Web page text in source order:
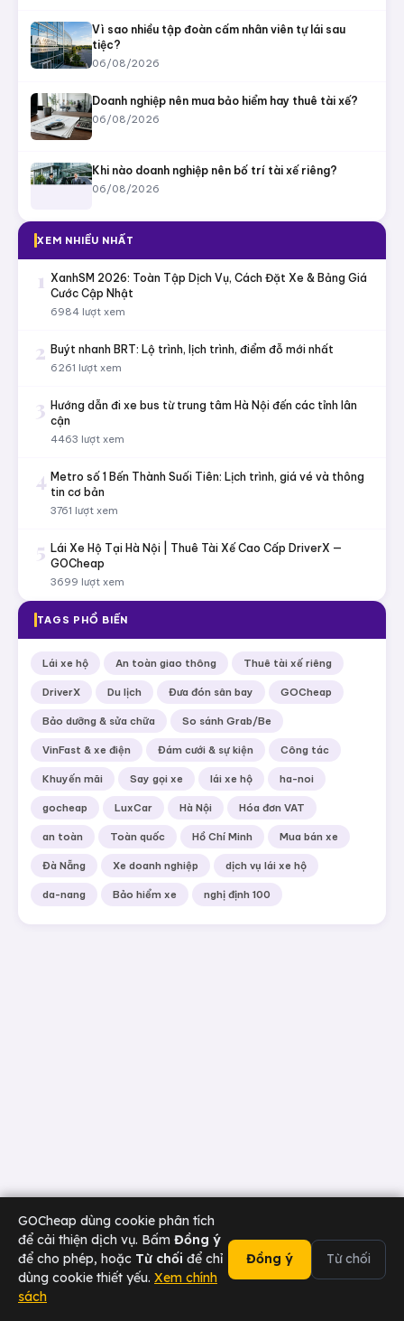
Vì sao nhiều tập đoàn cấm nhân viên tự lái sau
tiệc?
06/08/2026
Doanh nghiệp nên mua bảo hiểm hay thuê tài xế?
06/08/2026
Khi nào doanh nghiệp nên bố trí tài xế riêng?
06/08/2026
XEM NHIỀU NHẤT
1 XanhSM 2026: Toàn Tập Dịch Vụ, Cách Đặt Xe & Bảng Giá
Cước Cập Nhật
6984 lượt xem
2 Buýt nhanh BRT: Lộ trình, lịch trình, điểm đỗ mới nhất
6261 lượt xem
3 Hướng dẫn đi xe bus từ trung tâm Hà Nội đến các tỉnh lân
cận
4463 lượt xem
4 Metro số 1 Bến Thành Suối Tiên: Lịch trình, giá vé và thông
tin cơ bản
3761 lượt xem
5 Lái Xe Hộ Tại Hà Nội | Thuê Tài Xế Cao Cấp DriverX —
GOCheap
3699 lượt xem
TAGS PHỔ BIẾN
Lái xe hộ An toàn giao thông Thuê tài xế riêng
DriverX Du lịch Đưa đón sân bay GOCheap
Bảo dưỡng & sửa chữa So sánh Grab/Be
VinFast & xe điện Đám cưới & sự kiện Công tác
Khuyến mãi Say gọi xe lái xe hộ ha-noi
gocheap LuxCar Hà Nội Hóa đơn VAT
an toàn Toàn quốc Hồ Chí Minh Mua bán xe
Đà Nẵng Xe doanh nghiệp dịch vụ lái xe hộ
da-nang Bảo hiểm xe nghị định 100
GOCheap dùng cookie phân tích
để cải thiện dịch vụ. Bấm Đồng ý
để cho phép, hoặc Từ chối để chỉ
dùng cookie thiết yếu. Xem chính
sách
Đồng ý Từ chối